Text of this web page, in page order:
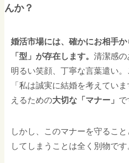
んか？
婚活市場には、確かにお相手
「型」が存在します。清潔感の
明るい笑顔、丁寧な言葉遣い
「私は誠実に結婚を考えてい
えるための大切な「マナー」 で
しかし、このマナーを守るこ
してしまうことは全く別物です